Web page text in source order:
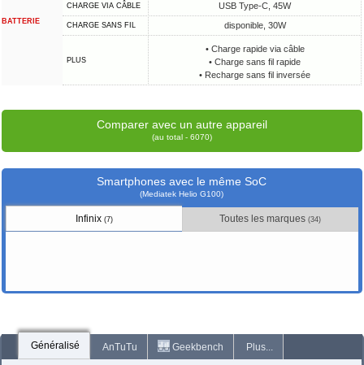
BATTERIE
CHARGE VIA CÂBLE USB Type-C, 45W
CHARGE SANS FIL disponible, 30W
PLUS
• Charge rapide via câble
• Charge sans fil rapide
• Recharge sans fil inversée
Comparer avec un autre appareil
(au total - 6070)
Smartphones avec le même SoC
(Mediatek Helio G100)
Infinix (7) Toutes les marques(34)
Généralisé AnTuTu Geekbench Plus...